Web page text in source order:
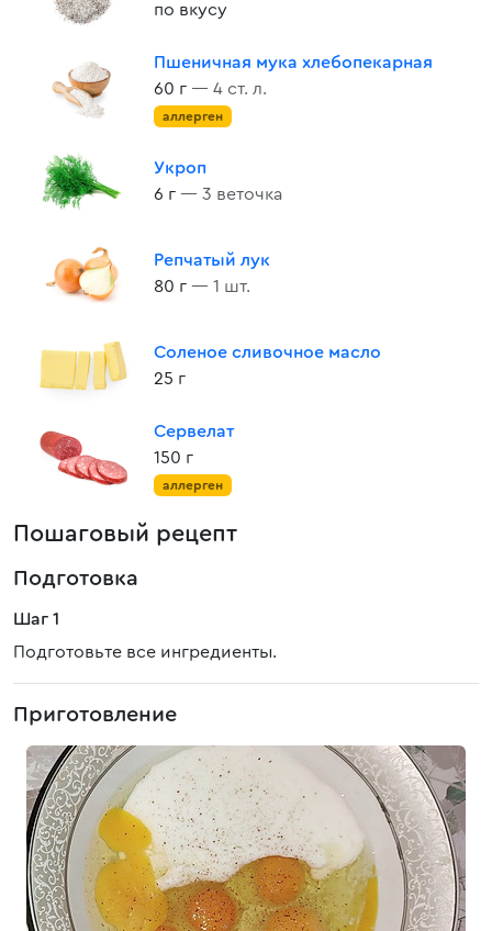
по вкусу
Пшеничная мука хлебопекарная
60 г — 4 ст. л.
аллерген
Укроп
6 г — 3 веточка
Репчатый лук
80 г — 1 шт.
Соленое сливочное масло
25 г
Сервелат
150 г
аллерген
Пошаговый рецепт
Подготовка
Шаг 1
Подготовьте все ингредиенты.
Приготовление